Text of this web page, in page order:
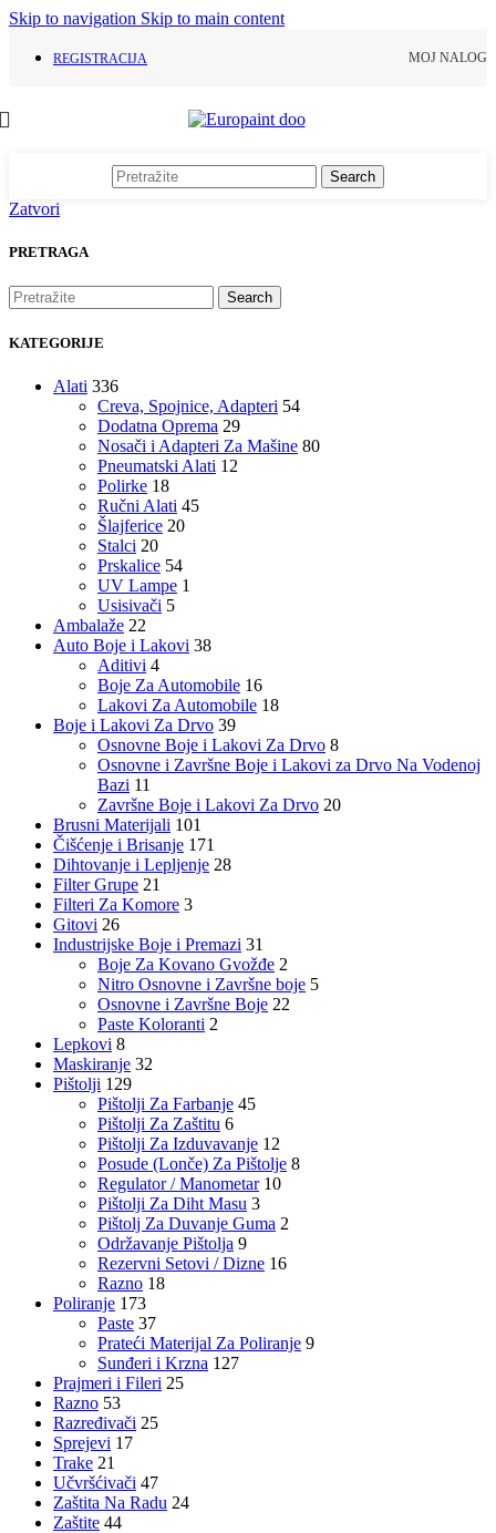
Skip to navigation Skip to main content
REGISTRACIJA MOJ NALOG
Search
Zatvori
PRETRAGA
Search
KATEGORIJE
Alati 336
Creva, Spojnice, Adapteri 54
Dodatna Oprema 29
Nosači i Adapteri Za Mašine 80
Pneumatski Alati 12
Polirke 18
Ručni Alati 45
Šlajferice 20
Stalci 20
Prskalice 54
UV Lampe 1
Usisivači 5
Ambalaže 22
Auto Boje i Lakovi 38
Aditivi 4
Boje Za Automobile 16
Lakovi Za Automobile 18
Boje i Lakovi Za Drvo 39
Osnovne Boje i Lakovi Za Drvo 8
Osnovne i Završne Boje i Lakovi za Drvo Na Vodenoj
Bazi 11
Završne Boje i Lakovi Za Drvo 20
Brusni Materijali 101
Čišćenje i Brisanje 171
Dihtovanje i Lepljenje 28
Filter Grupe 21
Filteri Za Komore 3
Gitovi 26
Industrijske Boje i Premazi 31
Boje Za Kovano Gvožđe 2
Nitro Osnovne i Završne boje 5
Osnovne i Završne Boje 22
Paste Koloranti 2
Lepkovi 8
Maskiranje 32
Pištolji 129
Pištolji Za Farbanje 45
Pištolji Za Zaštitu 6
Pištolji Za Izduvavanje 12
Posude (Lonče) Za Pištolje 8
Regulator / Manometar 10
Pištolji Za Diht Masu 3
Pištolj Za Duvanje Guma 2
Održavanje Pištolja 9
Rezervni Setovi / Dizne 16
Razno 18
Poliranje 173
Paste 37
Prateći Materijal Za Poliranje 9
Sunđeri i Krzna 127
Prajmeri i Fileri 25
Razno 53
Razređivači 25
Sprejevi 17
Trake 21
Učvršćivači 47
Zaštita Na Radu 24
Zaštite 44